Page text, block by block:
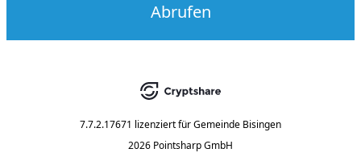
Abrufen
7.7.2.17671 lizenziert fürGemeinde Bisingen
2026 Pointsharp GmbH